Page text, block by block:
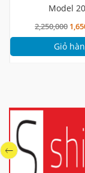
Model
2,250,000
Giỏ